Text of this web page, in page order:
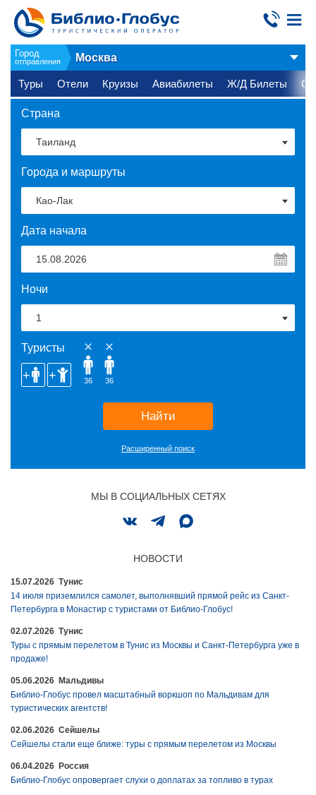
Город
отправления Москва
Туры Отели Круизы Авиабилеты Ж/Д Билеты
Страна
Города и маршруты
Дата начала
Ночи
Туристы
36 36
Найти
Расширенный поиск
МЫ В СОЦИАЛЬНЫХ СЕТЯХ
НОВОСТИ
15.07.2026 Тунис
14 июля приземлился самолет, выполнявший прямой рейс из Санкт-
Петербурга в Монастир с туристами от Библио-Глобус!
02.07.2026 Тунис
Туры с прямым перелетом в Тунис из Москвы и Санкт-Петербурга уже в
продаже!
05.06.2026 Мальдивы
Библио-Глобус провел масштабный воркшоп по Мальдивам для
туристических агентств!
02.06.2026 Сейшелы
Сейшелы стали еще ближе: туры с прямым перелетом из Москвы
06.04.2026 Россия
Библио-Глобус опровергает слухи о доплатах за топливо в турах